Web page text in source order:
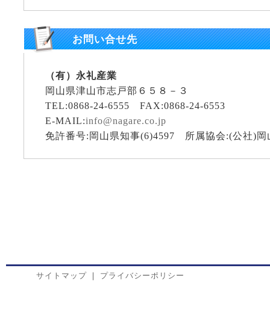
お問い合せ先
（有）永礼産業
岡山県津山市志戸部６５８－３
TEL:0868-24-6555 FAX:0868-24-6553
E-MAIL:info@nagare.co.jp
免許番号:岡山県知事(6)4597 所属協会:(公社)岡
サイトマップ ｜ プライバシーポリシー